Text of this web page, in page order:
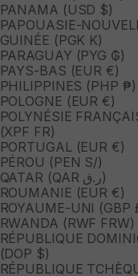
PANAMA (USD $)
PAPOUASIE-
GUINÉE (PGK K)
PARAGUAY (PYG ₲)
PAYS-BAS (EUR €)
PHILIPPINES (PHP ₱)
POLOGNE (EUR €)
POLYNÉSIE
(XPF FR)
PORTUGAL (EUR €)
PÉROU (PEN S/)
QATAR (QAR ر.ق)
ROUMANIE (EUR €)
ROYAUME-UNI (GBP
RWANDA (RWF FRW)
RÉPUBLIQUE
(DOP $)
RÉPUBLIQUE